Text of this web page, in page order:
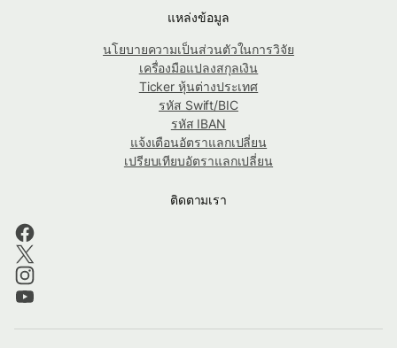
แหล่งข้อมูล
นโยบายความเป็นส่วนตัวในการวิจัย
เครื่องมือแปลงสกุลเงิน
Ticker หุ้นต่างประเทศ
รหัส Swift/BIC
รหัส IBAN
แจ้งเตือนอัตราแลกเปลี่ยน
เปรียบเทียบอัตราแลกเปลี่ยน
ติดตามเรา